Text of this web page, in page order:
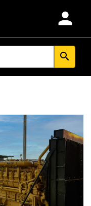
person
search